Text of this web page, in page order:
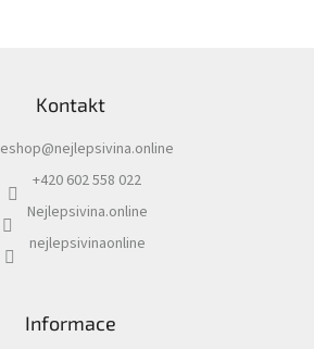
Kontakt
eshop@nejlepsivina.online
+420 602 558 022
Nejlepsivina.online
nejlepsivinaonline
Informace